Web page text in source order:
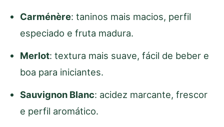
Carménère: taninos mais macios, perfil
especiado e fruta madura.
Merlot: textura mais suave, fácil de beber e
boa para iniciantes.
Sauvignon Blanc: acidez marcante, frescor
e perfil aromático.